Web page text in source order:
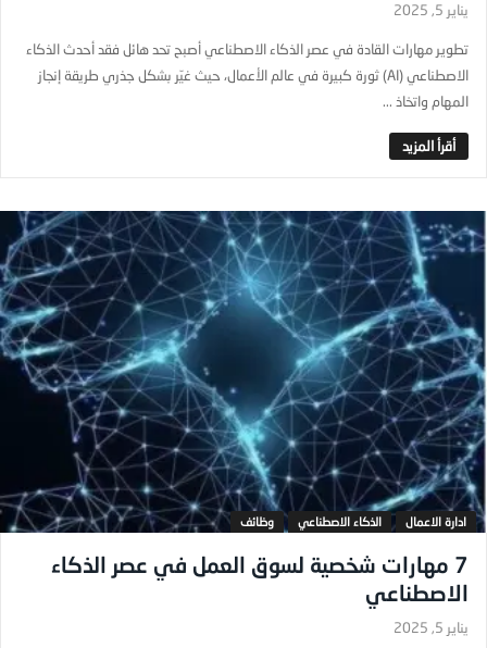
يناير 5, 2025
تطوير مهارات القادة في عصر الذكاء الاصطناعي أصبح تحد هائل فقد أحدث الذكاء
الاصطناعي (AI) ثورة كبيرة في عالم الأعمال، حيث غيّر بشكل جذري طريقة إنجاز
المهام واتخاذ ...
ادارة الاعمال الذكاء الاصطناعي وظائف
7 مهارات شخصية لسوق العمل في عصر الذكاء
الاصطناعي
يناير 5, 2025